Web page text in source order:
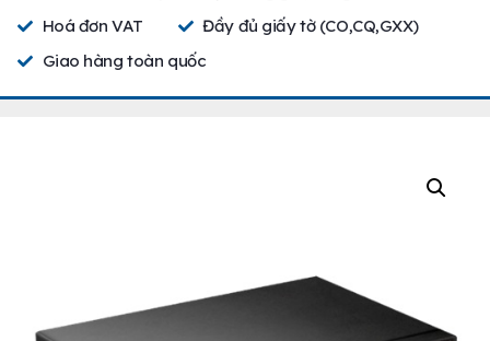
Hoá đơn VAT
Đầy đủ giấy tờ (CO,CQ,GXX)
Giao hàng toàn quốc